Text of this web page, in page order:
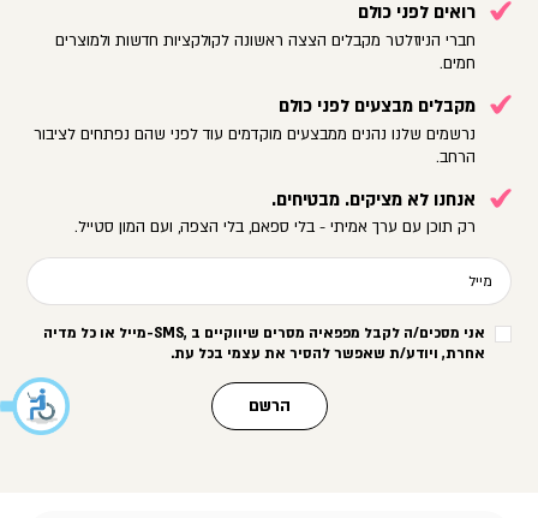
רואים לפני כולם
חברי הניוזלטר מקבלים הצצה ראשונה לקולקציות חדשות ולמוצרים
חמים.
מקבלים מבצעים לפני כולם
נרשמים שלנו נהנים ממבצעים מוקדמים עוד לפני שהם נפתחים לציבור
הרחב.
אנחנו לא מציקים. מבטיחים.
רק תוכן עם ערך אמיתי - בלי ספאם, בלי הצפה, ועם המון סטייל.
מייל
אני מסכים/ה לקבל מפפאיה מסרים שיווקיים ב -SMS,מייל או כל מדיה
אחרת, ויודע/ת שאפשר להסיר את עצמי בכל עת.
הרשם